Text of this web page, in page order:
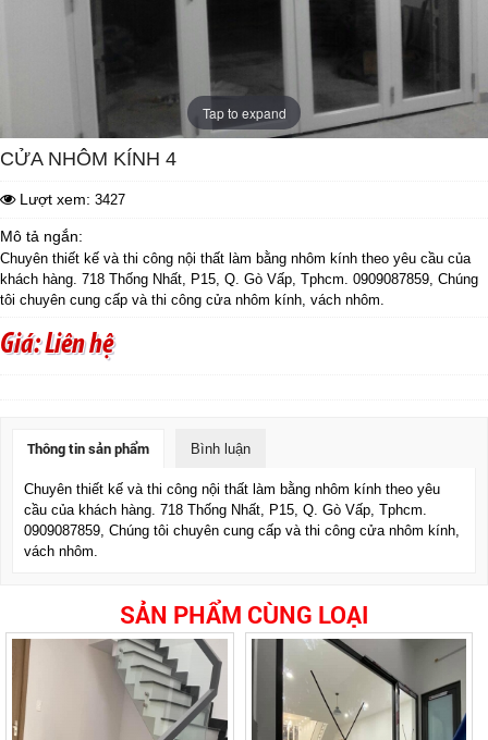
Tap to expand
CỬA NHÔM KÍNH 4
Lượt xem: 3427
Mô tả ngắn:
Chuyên thiết kế và thi công nội thất làm bằng nhôm kính theo yêu cầu của
khách hàng. 718 Thống Nhất, P15, Q. Gò Vấp, Tphcm. 0909087859, Chúng
tôi chuyên cung cấp và thi công cửa nhôm kính, vách nhôm.
Giá: Liên hệ
Thông tin sản phẩm Bình luận
Chuyên thiết kế và thi công nội thất làm bằng nhôm kính theo yêu
cầu của khách hàng. 718 Thống Nhất, P15, Q. Gò Vấp, Tphcm.
0909087859, Chúng tôi chuyên cung cấp và thi công cửa nhôm kính,
vách nhôm.
SẢN PHẨM CÙNG LOẠI